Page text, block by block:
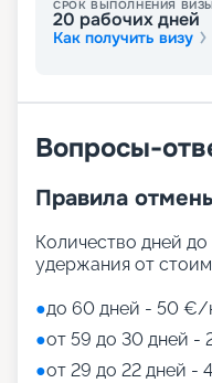
послушать
Все, что не было
включенными
Путешествие
будущего
На нашем сайте вы
круизы MSC World
вариант
предлагаем
описанием лайнера
путешественников.
вопросы о круизе,
СРОК ВЫПОЛНЕНИЯ ВИЗЫ
20 рабочих дней
Как получить визу
Вопросы-
Правила
Количество дней
удержания от
●до 60 дней - 50 €/
●от 59 до 30 дней -
●от 29 до 22 дней -